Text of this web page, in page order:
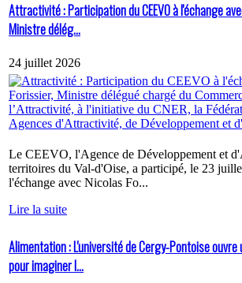
Attractivité : Participation du CEEVO à l'échange
Ministre délég...
24 juillet 2026
Le CEEVO, l'Agence de Développement et
territoires du Val-d'Oise, a participé, le 23
l'échange avec Nicolas Fo...
Lire la suite
Alimentation : L'université de Cergy-Pontoise ouvre
pour imaginer l...